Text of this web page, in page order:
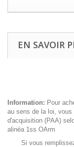
EN SAVOIR
Information: Pour
au sens de la loi, vous
d'acquisition (PAA)
alinéa 1ss OArm
Si vous remplissez